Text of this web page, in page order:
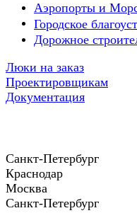
Аэропорты и
Городское
Дорожное
Люки на заказ
Проектировщикам
Документация
Санкт-Петербург
Краснодар
Москва
Санкт-Петербург